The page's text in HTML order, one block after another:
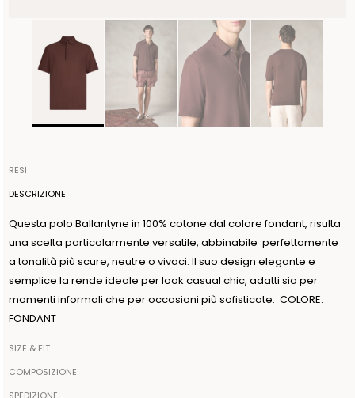
DESCRIZIONE
SIZE & FIT
COMPOSIZIONE
RESI
Questa polo Ballantyne in 100% cotone dal colore fondant, risulta
una scelta particolarmente versatile, abbinabile perfettamente
a tonalità più scure, neutre o vivaci. Il suo design elegante e
semplice la rende ideale per look casual chic, adatti sia per
momenti informali che per occasioni più sofisticate. COLORE:
FONDANT
Il modello è alto 1.89cm e indossa una taglia IT50
100% COTONE
Gli articoli possono essere restituiti entro 14 giorni dalla data di
Ballantyne e sarà gratuita per ordini superiori a 300€, sarà
invece a carico del cliente se l’importo è inferiore. La spedizione
del reso va effettuata entro 3 giorni dalla data di autorizzazione.
Ballantyne accetta resi a condizione che il sigillo di garanzia
presente sul capo non venga rimosso. Per ulteriori informazioni
leggere l'informativa nella sezione dedicata del sito alla voce
POLITICHE DI RESO.